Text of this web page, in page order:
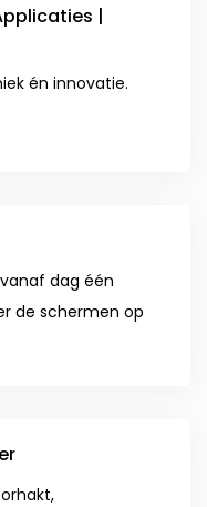
|
én innovatie.
dag één
de schermen op